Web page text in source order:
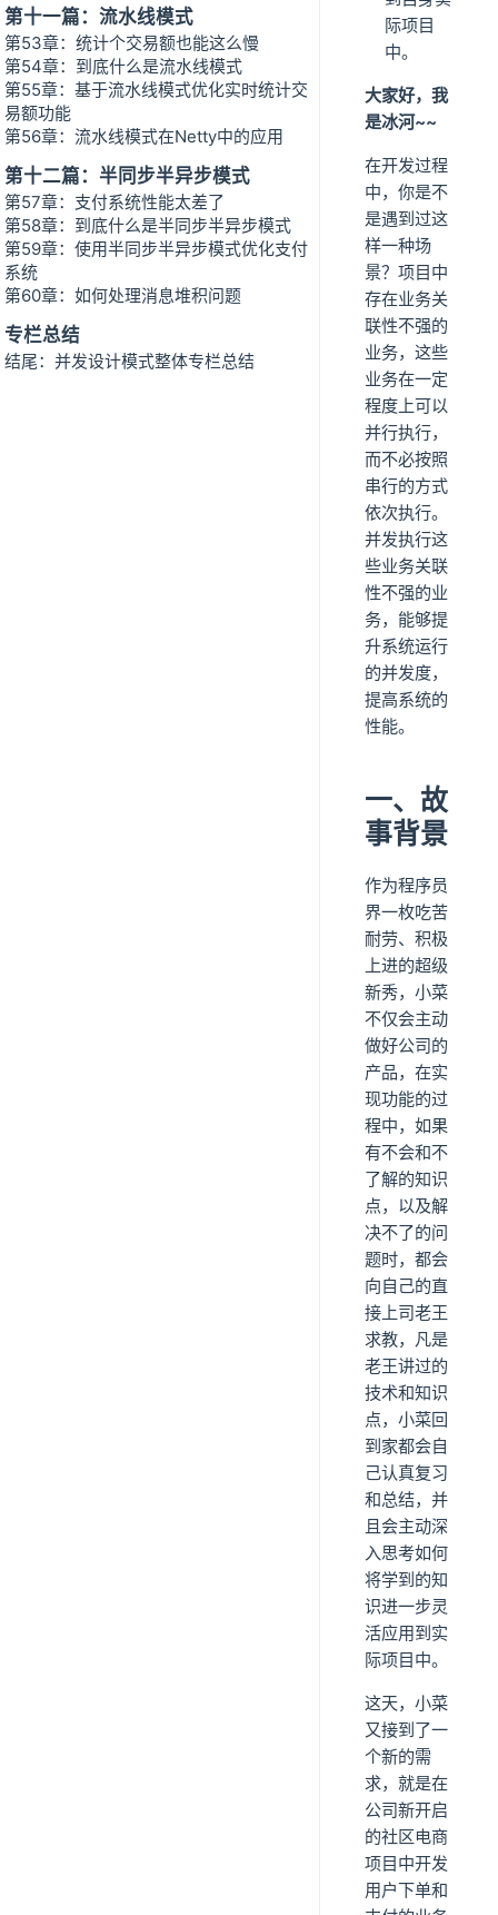
第十一篇：流水线模式
第53章：统计个交易额也能这么慢
第54章：到底什么是流水线模式
第55章：基于流水线模式优化实时统计交
易额功能
第56章：流水线模式在Netty中的应用
第十二篇：半同步半异步模式
第57章：支付系统性能太差了
第58章：到底什么是半同步半异步模式
第59章：使用半同步半异步模式优化支付
系统
第60章：如何处理消息堆积问题
专栏总结
结尾：并发设计模式整体专栏总结
际项目
中。
大家好，我
是冰河~~
在开发过程
中，你是不
是遇到过这
样一种场
景？项目中
存在业务关
联性不强的
业务，这些
业务在一定
程度上可以
并行执行，
而不必按照
串行的方式
依次执行。
并发执行这
些业务关联
性不强的业
务，能够提
升系统运行
的并发度，
提高系统的
性能。
一、故
事背景
作为程序员
界一枚吃苦
耐劳、积极
上进的超级
新秀，小菜
不仅会主动
做好公司的
产品，在实
现功能的过
程中，如果
有不会和不
了解的知识
点，以及解
决不了的问
题时，都会
向自己的直
接上司老王
求教，凡是
老王讲过的
技术和知识
点，小菜回
到家都会自
己认真复习
和总结，并
且会主动深
入思考如何
将学到的知
识进一步灵
活应用到实
际项目中。
这天，小菜
又接到了一
个新的需
求，就是在
公司新开启
的社区电商
项目中开发
用户下单和